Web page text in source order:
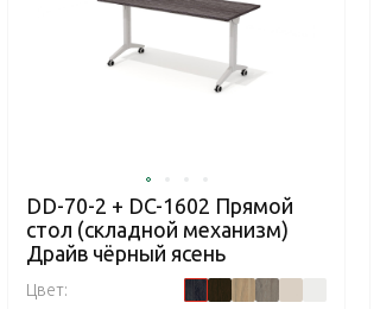
DD-70-2 + DC-1602 Прямой
стол (складной механизм)
Драйв чёрный ясень
Цвет: